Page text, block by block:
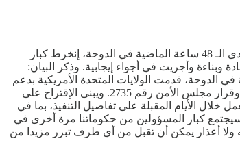
أصدرت دول مصر وقطر والولايات المتحدة، بيانا صحفيا، يوم الجمعة الماضية، بشأن مستجدات المفاوضات بشأن الحرب في غزة. وأوضح البيان، أنه على مدى الـ 48 ساعة الماضية في الدوحة، إنخرط كبار
وأجريت في أجواء إيجابية. وذكر البيان:
الدوحة، قدمت الولايات المتحدة الأمريكية بدعم
من دولة قطر وجمهورية مصر العربية لكلا الطرفين إقتراحا يقلص الفجوات بين الطرفين ويتوافق مع المبادئ التي وضعها الرئيس بايدن في 31 مايو الماضي وقرار مجلس الأمن رقم 2735. ويبنى الإقتراح على
خلال الأيام المقبلة على تفاصيل التنفيذ، بما في
"سيجتمع كبار المسؤولين من حكوماتنا مرة أخرى في
ولا أعذار يمكن أن تقبل من أي طرف تبرر مزيدا من